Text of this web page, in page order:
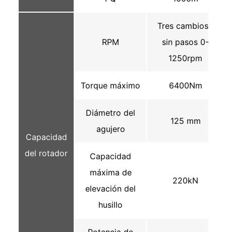
Capacidad
del rotador
RPM
Tres cambios /
sin pasos 0-
1250rpm
Torque máximo 6400Nm
Diámetro del
agujero
125 mm
Capacidad
máxima de
elevación del
husillo
220kN